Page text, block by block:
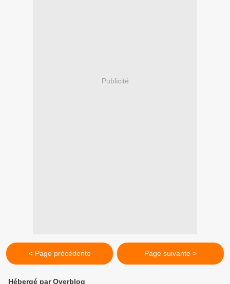
Publicité
< Page précédente Page suivante >
Hébergé par Overblog